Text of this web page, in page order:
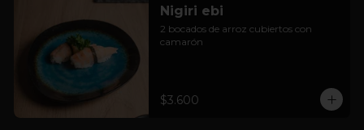
Nigiri ebi
2 bocados de arroz cubiertos con
camarón
$3.600